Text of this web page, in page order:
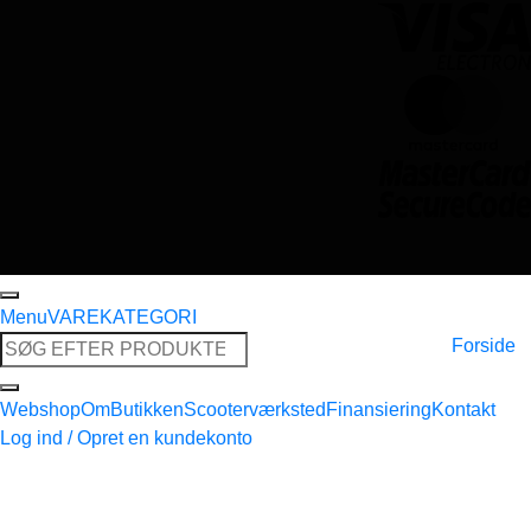
MenuVAREKATEGORI
Søg
efter:
Forside
WebshopOmButikkenScooterværksted FinansieringKontakt
Log ind / Opret en kundekonto